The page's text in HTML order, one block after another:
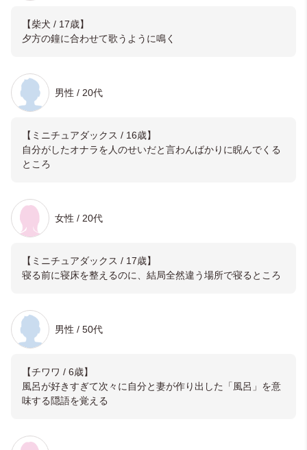
【柴犬 / 17歳】
夕方の鐘に合わせて歌うように鳴く
男性 / 20代
【ミニチュアダックス / 16歳】
自分がしたオナラを人のせいだと言わんばかりに睨んでくる
ところ
女性 / 20代
【ミニチュアダックス / 17歳】
寝る前に寝床を整えるのに、結局全然違う場所で寝るところ
男性 / 50代
【チワワ / 6歳】
風呂が好きすぎて次々に自分と妻が作り出した「風呂」を意
味する隠語を覚える